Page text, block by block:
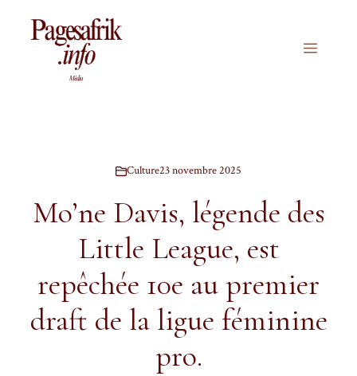
Menu
Culture23 novembre 2025
Mo’ne Davis, légende des
Little League, est
repêchée 10e au premier
draft de la ligue féminine
pro.